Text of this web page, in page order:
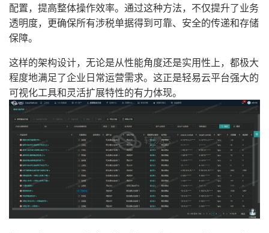
配置，提高整体操作效率。通过这种方法，不仅提升了业务
透明度，更确保所有涉税单据得到可靠、安全的传递和存储
保障。
这样的架构设计，无论是从性能角度还是实用性上，都极大
程度地满足了企业日常运营需求。这正是轻易云平台强大的
可视化工具和灵活扩展特性的有力体现。